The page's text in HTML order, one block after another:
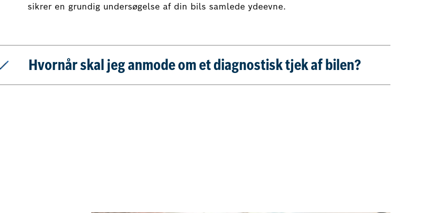
sikrer en grundig undersøgelse af din bils samlede ydeevne.
Hvornår skal jeg anmode om et diagnostisk tjek af bilen?